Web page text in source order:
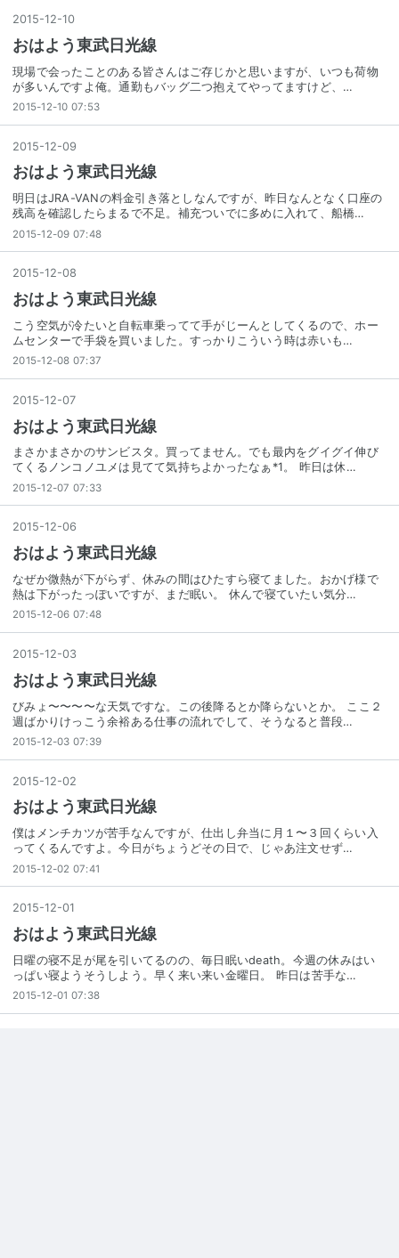
2015-12-10
おはよう東武日光線
現場で会ったことのある皆さんはご存じかと思いますが、いつも荷物
が多いんですよ俺。通勤もバッグ二つ抱えてやってますけど、…
2015-12-10 07:53
2015-12-09
おはよう東武日光線
明日はJRA-VANの料金引き落としなんですが、昨日なんとなく口座の
残高を確認したらまるで不足。補充ついでに多めに入れて、船橋…
2015-12-09 07:48
2015-12-08
おはよう東武日光線
こう空気が冷たいと自転車乗ってて手がじーんとしてくるので、ホー
ムセンターで手袋を買いました。すっかりこういう時は赤いも…
2015-12-08 07:37
2015-12-07
おはよう東武日光線
まさかまさかのサンビスタ。買ってません。でも最内をグイグイ伸び
てくるノンコノユメは見てて気持ちよかったなぁ*1。 昨日は休…
2015-12-07 07:33
2015-12-06
おはよう東武日光線
なぜか微熱が下がらず、休みの間はひたすら寝てました。おかげ様で
熱は下がったっぽいですが、まだ眠い。 休んで寝ていたい気分…
2015-12-06 07:48
2015-12-03
おはよう東武日光線
びみょ〜〜〜〜な天気ですな。この後降るとか降らないとか。 ここ２
週ばかりけっこう余裕ある仕事の流れでして、そうなると普段…
2015-12-03 07:39
2015-12-02
おはよう東武日光線
僕はメンチカツが苦手なんですが、仕出し弁当に月１〜３回くらい入
ってくるんですよ。今日がちょうどその日で、じゃあ注文せず…
2015-12-02 07:41
2015-12-01
おはよう東武日光線
日曜の寝不足が尾を引いてるのの、毎日眠いdeath。今週の休みはい
っぱい寝ようそうしよう。早く来い来い金曜日。 昨日は苦手な…
2015-12-01 07:38